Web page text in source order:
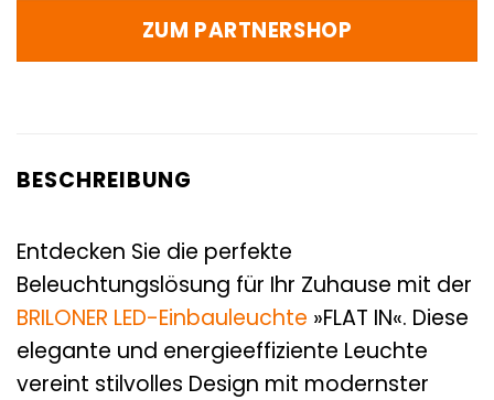
ZUM PARTNERSHOP
BESCHREIBUNG
Entdecken Sie die perfekte
Beleuchtungslösung für Ihr Zuhause mit der
BRILONER LED-Einbauleuchte »FLAT IN«. Diese
elegante und energieeffiziente Leuchte
vereint stilvolles Design mit modernster